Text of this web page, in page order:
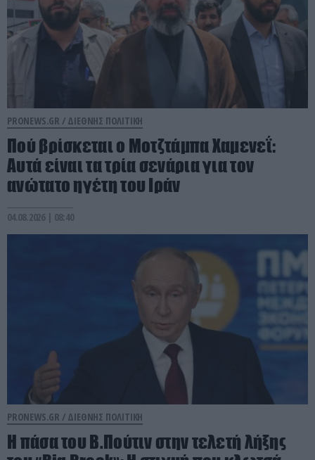
PRONEWS.GR / ΔΙΕΘΝΗΣ ΠΟΛΙΤΙΚΗ
Πού βρίσκεται ο Μοτζτάμπα Χαμενεΐ:
Aυτά είναι τα τρία σενάρια για τον
ανώτατο ηγέτη του Ιράν
04.08.2026 | 08:40
PRONEWS.GR / ΔΙΕΘΝΗΣ ΠΟΛΙΤΙΚΗ
Η πάσα του Β.Πούτιν στην τελετή λήξης